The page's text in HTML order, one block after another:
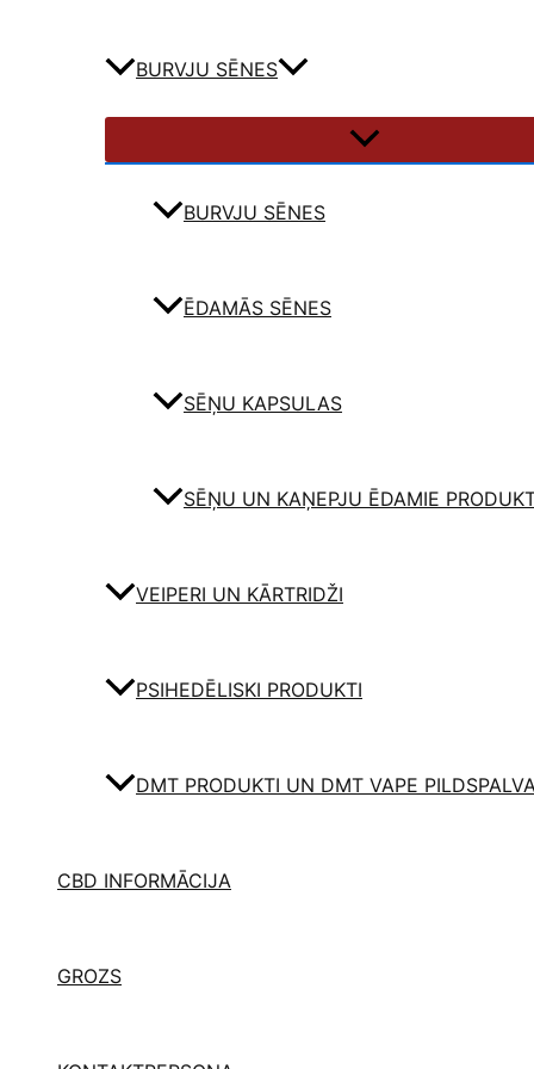
BURVJU SĒNES
BURVJU SĒNES
ĒDAMĀS SĒNES
SĒŅU KAPSULAS
SĒŅU UN KAŅEPJU ĒDAMIE
VEIPERI UN KĀRTRIDŽI
PSIHEDĒLISKI PRODUKTI
DMT PRODUKTI UN DMT VAPE
CBD INFORMĀCIJA
GROZS